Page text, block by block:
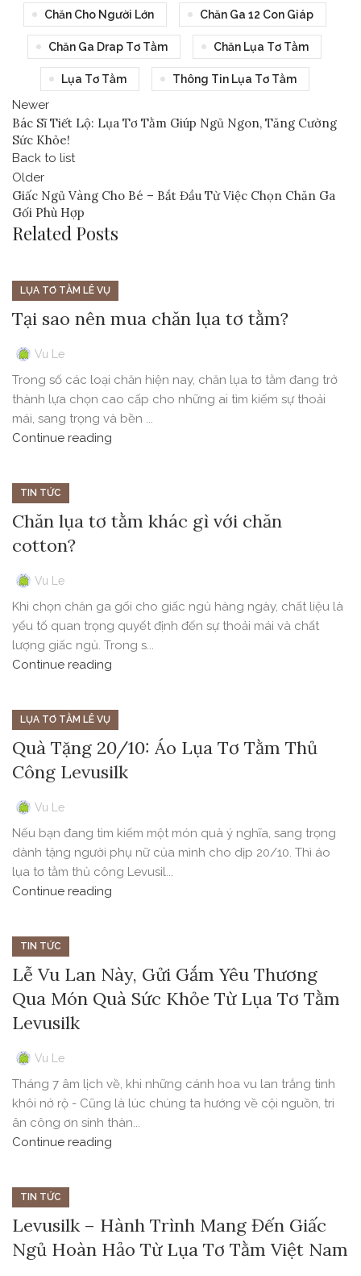
Chăn Cho Người Lớn Chăn Ga 12 Con Giáp
Chăn Ga Drap Tơ Tằm Chăn Lụa Tơ Tằm
Lụa Tơ Tằm Thông Tin Lụa Tơ Tằm
Newer
Bác Sĩ Tiết Lộ: Lụa Tơ Tằm Giúp Ngủ Ngon, Tăng Cường
Sức Khỏe!
Back to list
Older
Giấc Ngủ Vàng Cho Bé – Bắt Đầu Từ Việc Chọn Chăn Ga
Gối Phù Hợp
Related Posts
LỤA TƠ TẰM LÊ VỤ
Tại sao nên mua chăn lụa tơ tằm?
Vu Le
Trong số các loại chăn hiện nay, chăn lụa tơ tằm đang trở
thành lựa chọn cao cấp cho những ai tìm kiếm sự thoải
mái, sang trọng và bền ...
Continue reading
TIN TỨC
Chăn lụa tơ tằm khác gì với chăn
cotton?
Vu Le
Khi chọn chăn ga gối cho giấc ngủ hàng ngày, chất liệu là
yếu tố quan trọng quyết định đến sự thoải mái và chất
lượng giấc ngủ. Trong s...
Continue reading
LỤA TƠ TẰM LÊ VỤ
Quà Tặng 20/10: Áo Lụa Tơ Tằm Thủ
Công Levusilk
Vu Le
Nếu bạn đang tìm kiếm một món quà ý nghĩa, sang trọng
dành tặng người phụ nữ của mình cho dịp 20/10. Thì áo
lụa tơ tằm thủ công Levusil...
Continue reading
TIN TỨC
Lễ Vu Lan Này, Gửi Gắm Yêu Thương
Qua Món Quà Sức Khỏe Từ Lụa Tơ Tằm
Levusilk
Vu Le
Tháng 7 âm lịch về, khi những cánh hoa vu lan trắng tinh
khôi nở rộ - Cũng là lúc chúng ta hướng về cội nguồn, tri
ân công ơn sinh thàn...
Continue reading
TIN TỨC
Levusilk – Hành Trình Mang Đến Giấc
Ngủ Hoàn Hảo Từ Lụa Tơ Tằm Việt Nam